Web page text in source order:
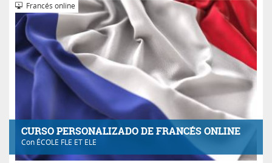
CURSO PERSONALIZADO DE FRANCÉS ONLINE
Con ÉCOLE FLE ET ELE
Francés online